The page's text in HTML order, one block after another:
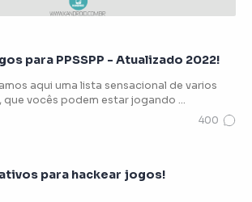
para PPSSPP - Atualizado 2022!
aqui uma lista sensacional de varios
que vocês podem estar jogando …
para hackear jogos!